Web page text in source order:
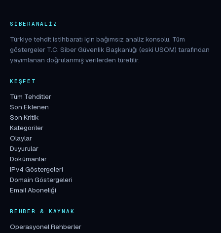
SIBERANALIZ
Türkiye tehdit istihbaratı için bağımsız analiz konsolu. Tüm
göstergeler T.C. Siber Güvenlik Başkanlığı (eski USOM) tarafından
yayımlanan doğrulanmış verilerden türetilir.
KEŞFET
Tüm Tehditler
Son Eklenen
Son Kritik
Kategoriler
Olaylar
Duyurular
Dokümanlar
IPv4 Göstergeleri
Domain Göstergeleri
Email Aboneliği
REHBER & KAYNAK
Operasyonel Rehberler